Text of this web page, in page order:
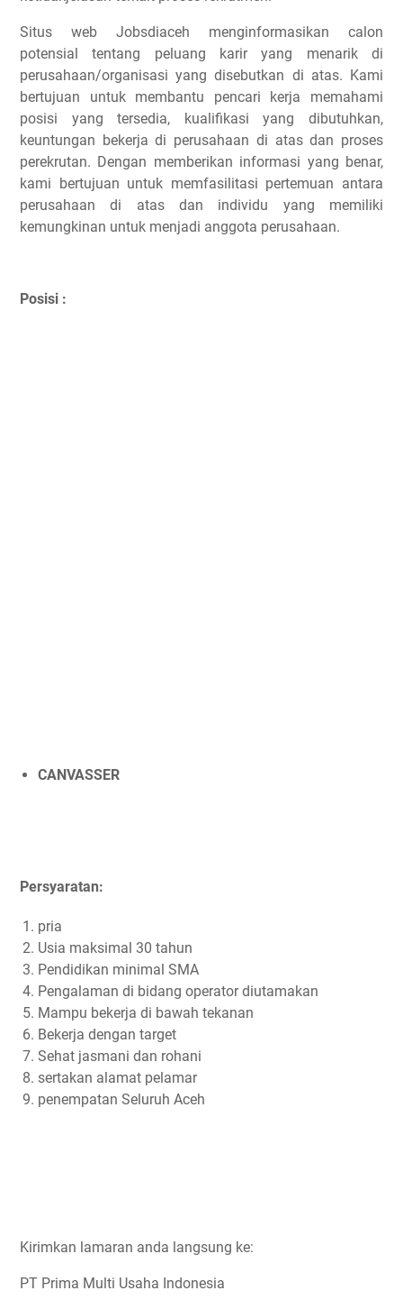
Situs web Jobsdiaceh menginformasikan calon
potensial tentang peluang karir yang menarik di
perusahaan/organisasi yang disebutkan di atas. Kami
bertujuan untuk membantu pencari kerja memahami
posisi yang tersedia, kualifikasi yang dibutuhkan,
keuntungan bekerja di perusahaan di atas dan proses
perekrutan. Dengan memberikan informasi yang benar,
kami bertujuan untuk memfasilitasi pertemuan antara
perusahaan di atas dan individu yang memiliki
kemungkinan untuk menjadi anggota perusahaan.
Posisi :
CANVASSER
Persyaratan:
pria
Usia maksimal 30 tahun
Pendidikan minimal SMA
Pengalaman di bidang operator diutamakan
Mampu bekerja di bawah tekanan
Bekerja dengan target
Sehat jasmani dan rohani
sertakan alamat pelamar
penempatan Seluruh Aceh
Kirimkan lamaran anda langsung ke:
PT Prima Multi Usaha Indonesia